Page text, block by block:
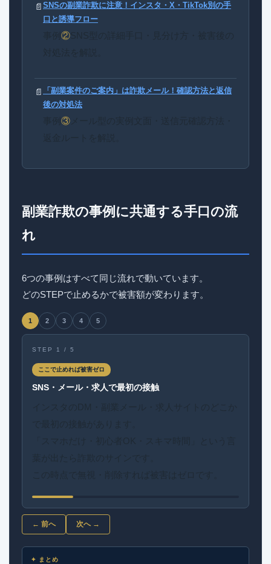
📄 SNSの副業詐欺に注意！インスタ・X・TikTok別の手
口と誘導フロー
②
📄
「副業案件のご案内」は詐欺メール！確認方法と返信
後の対処法
③
副業詐欺の事例に共通する手口の流
れ
6つの事例はすべて同じ流れで動いています。
どのSTEPで止めるかで被害額が変わります。
1 2 3 4 5
STEP 1 / 5
ここで止めれば被害ゼロ
SNS・メール・求人で最初の接触
← 前へ 次へ →
✦ まとめ